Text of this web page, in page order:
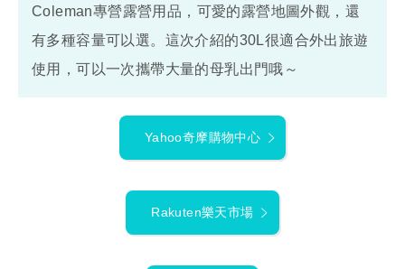
Coleman專營露營用品，可愛的露營地圖外觀，還
有多種容量可以選。這次介紹的30L很適合外出旅遊
使用，可以一次攜帶大量的母乳出門哦～
Yahoo奇摩購物中心
Rakuten樂天市場